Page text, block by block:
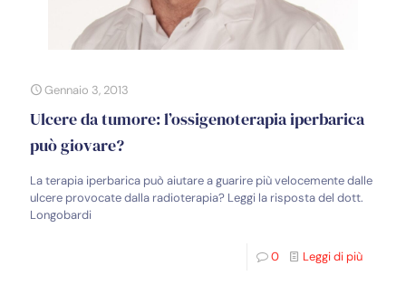
Gennaio 3, 2013
Ulcere da tumore: l’ossigenoterapia iperbarica
può giovare?
La terapia iperbarica può aiutare a guarire più velocemente dalle
ulcere provocate dalla radioterapia? Leggi la risposta del dott.
Longobardi
0 Leggi di più